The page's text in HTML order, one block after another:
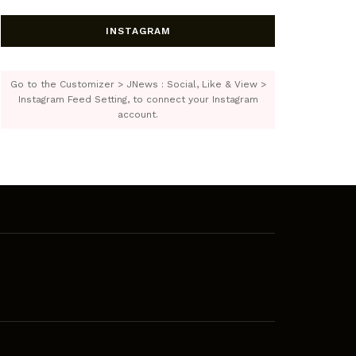
INSTAGRAM
Go to the Customizer > JNews : Social, Like & View >
Instagram Feed Setting, to connect your Instagram
account.